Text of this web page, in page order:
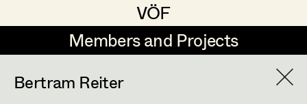
VÖF
VÖF
Members and Projects
Members and Projects
DE EN
Bertram Reiter